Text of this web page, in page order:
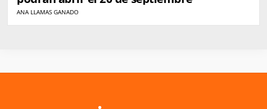
ANA LLAMAS GANADO